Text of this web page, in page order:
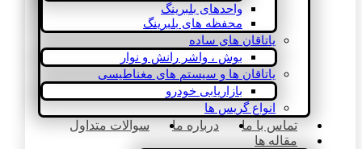
واحدهای بلبرینگ
محفظه های بلبرینگ
یاتاقان های ساده
بوش ، واشر رانش و نوار
یاتاقان ها و سیستم های مغناطیسی
بازاریابی خودرو
انواع گریس ها
تماس با ما درباره ما
سوالات متداول
مقاله ها